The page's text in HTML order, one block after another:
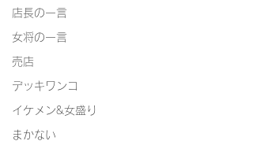
店長の一言
女将の一言
売店
デッキワンコ
イケメン&女盛り
まかない